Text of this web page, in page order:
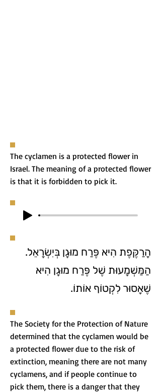
The cyclamen is a protected flower in
Israel. The meaning of a protected flower
is that it is forbidden to pick it.
הָרַקֶּפֶת הִיא פֶּרַח מוּגָן בְּיִשְׂרָאֵל.
הַמַּשְׁמָעוּת שֶׁל פֶּרַח מוּגָן הִיא
שֶׁאָסוּר לִקְטוֹף אוֹתוֹ.
The Society for the Protection of Nature
determined that the cyclamen would be
a protected flower due to the risk of
extinction, meaning there are not many
cyclamens, and if people continue to
pick them, there is a danger that they